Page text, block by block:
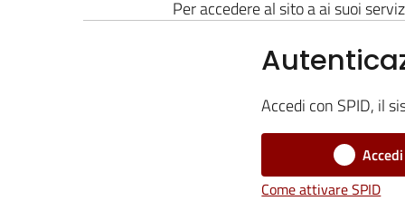
Per accedere al sito a ai suoi
Accedi con SPID, il
Come attivare SPID